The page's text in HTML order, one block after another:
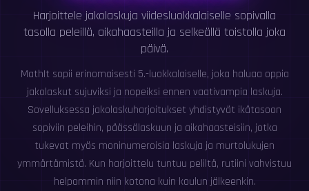
Harjoittele jakolaskuja viidesluokkalaiselle sopivalla
tasolla peleillä, aikahaasteilla ja selkeällä toistolla joka
päivä.
MathIt sopii erinomaisesti 5.-luokkalaiselle, joka haluaa oppia
jakolaskut sujuviksi ja nopeiksi ennen vaativampia laskuja.
Sovelluksessa jakolaskuharjoitukset yhdistyvät ikätasoon
sopiviin peleihin, päässälaskuun ja aikahaasteisiin, jotka
tukevat myös moninumeroisia laskuja ja murtolukujen
ymmärtämistä. Kun harjoittelu tuntuu peliltä, rutiini vahvistuu
helpommin niin kotona kuin koulun jälkeenkin.